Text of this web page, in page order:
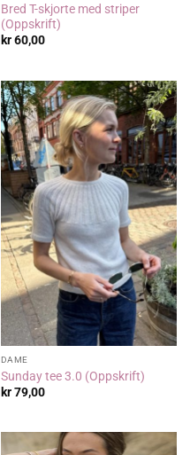
Bred T-skjorte med striper
(Oppskrift)
kr60,00
DAME
Sunday tee 3.0 (Oppskrift)
kr79,00